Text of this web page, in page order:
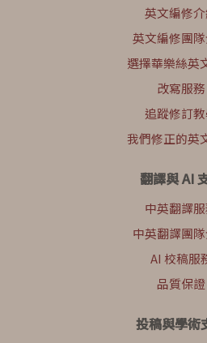
英文編修
英文編修團
選擇華樂絲英
改寫服務
追蹤修訂
我們修正的英
翻譯與 AI
中英翻譯
中英翻譯團
AI 校稿服
品質保證
投稿與學術